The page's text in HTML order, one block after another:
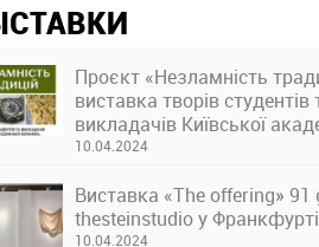
Проєкт «Незламність
виставка творів студентів
викладачів Київської
Бойчука
10.04.2024
Виставка «The offering» 91
thesteinstudio у Франкфурті
10.04.2024